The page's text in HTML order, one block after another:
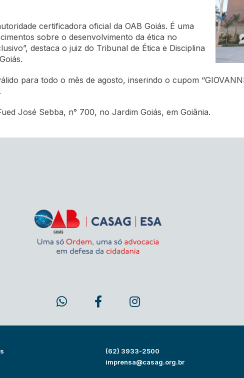
certificadora oficial da OAB Goiás. É uma
sobre o desenvolvimento da ética no
destaca o juiz do Tribunal de Ética e Disciplina
para todo o mês de agosto, inserindo o cupom
José Sebba, n° 700, no Jardim Goiás, em Goiânia.
(62) 3933-2500
imprensa@casag.org.br